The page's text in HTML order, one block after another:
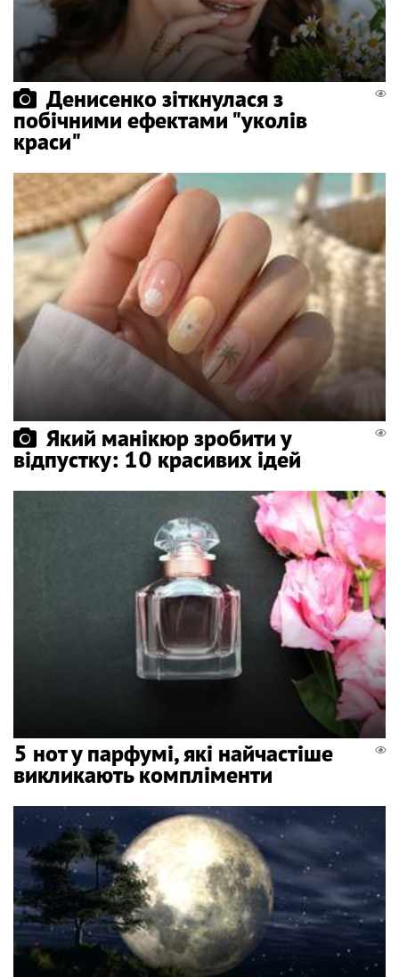
Денисенко зіткнулася з
побічними ефектами "уколів
краси"
Який манікюр зробити у
відпустку: 10 красивих ідей
5 нот у парфумі, які найчастіше
викликають компліменти